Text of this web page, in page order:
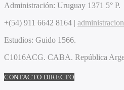
Administración: Uruguay 1371 5° P.
+(54) 911 6642 8164 |
Estudios: Guido 1566.
C1016ACG. CABA. República
CONTACTO DIRECTO